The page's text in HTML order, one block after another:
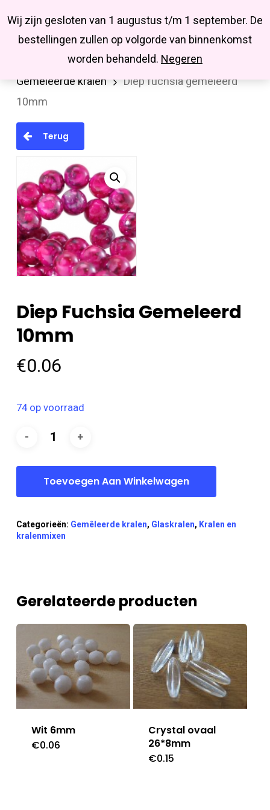
Wij zijn gesloten van 1 augustus t/m 1 september. De
bestellingen zullen op volgorde van binnenkomst
worden behandeld. Negeren
main
Missbluesieraden
searchaccount
Kralen en kralenmixen
Glaskralen
Gemêleerde kralen
Diep fuchsia gemeleerd
10mm
Terug
Diep Fuchsia Gemeleerd
10mm
€0.06
74 op voorraad
Toevoegen Aan Winkelwagen
Categorieën: Gemêleerde kralen, Glaskralen, Kralen en
kralenmixen
Gerelateerde producten
Wit 6mm
€0.06
Crystal ovaal
26*8mm
€0.15
Close